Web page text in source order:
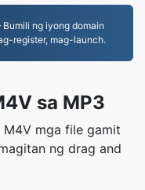
ng iyong domain
register, mag-launch.
sa MP3
mga file gamit
ng drag and